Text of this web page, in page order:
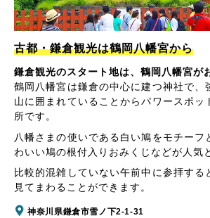
古都・鎌倉観光は鶴岡八幡宮から
鎌倉観光のスタート地は、鶴岡八幡宮が
鶴岡八幡宮は鎌倉の中心に建つ神社で、
山に囲まれていることからパワースポッ
所です。
八幡さまの使いである白い鳩をモチーフ
わいい鳩の根付入りおみくじなどが人気
比較的混雑していない午前中に参拝する
見てまわることができます。
神奈川県鎌倉市雪ノ下2-1-31